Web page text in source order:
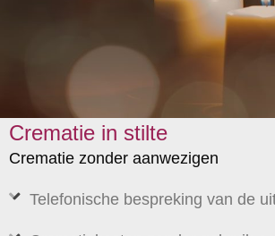
Crematie in stilte
Crematie zonder aanwezigen
Telefonische bespreking van de